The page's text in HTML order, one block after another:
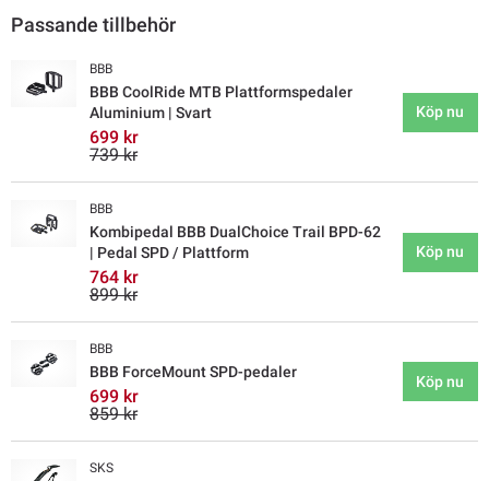
Passande tillbehör
BBB
BBB CoolRide MTB Plattformspedaler
Aluminium | Svart
699 kr
739 kr
Köp nu
BBB
Kombipedal BBB DualChoice Trail BPD-62
| Pedal SPD / Plattform
764 kr
899 kr
Köp nu
BBB
BBB ForceMount SPD-pedaler
699 kr
859 kr
Köp nu
SKS